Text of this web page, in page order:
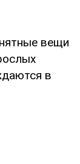
вещи
в